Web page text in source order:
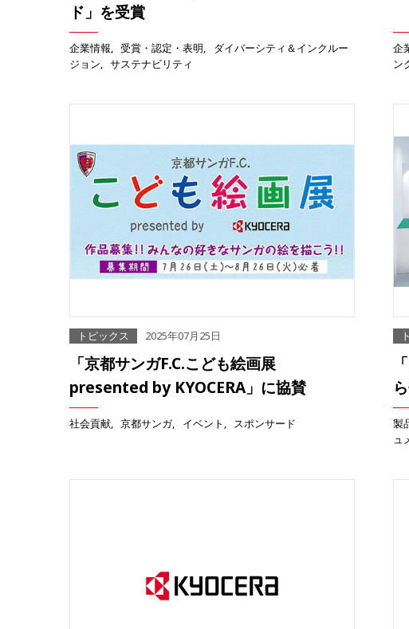
ド」を受賞
企業情報 受賞・認定・表明
ダイバーシティ＆インクルー
ジョン
サステナビリティ
企
ン
トピックス 2025年07月25日
「京都サンガF.C.こども絵画展
presented by KYOCERA」に協賛
社会貢献 京都サンガ イベント スポンサード 製
ュ